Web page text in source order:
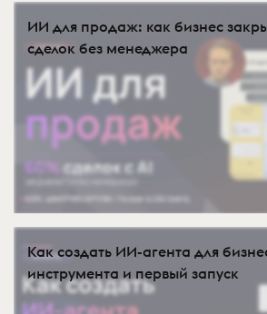
ИИ для продаж: как бизнес
сделок без менеджера
Как создать ИИ-агента для
инструмента и первый запуск